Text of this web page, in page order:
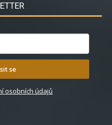
se
osobních údajů